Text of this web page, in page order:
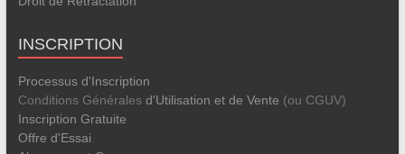
INSCRIPTION
Processus d'Inscription
Conditions Générales d'Utilisation et de Vente (ou CGUV)
Inscription Gratuite
Offre d'Essai